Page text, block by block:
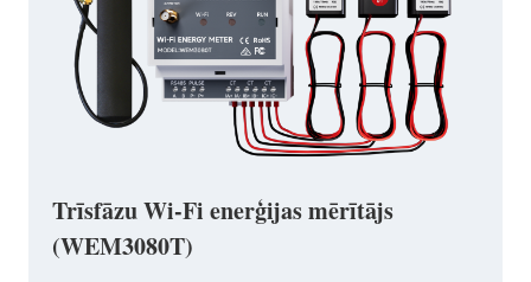
Trīsfāzu Wi-Fi enerģijas mērītājs
(WEM3080T)